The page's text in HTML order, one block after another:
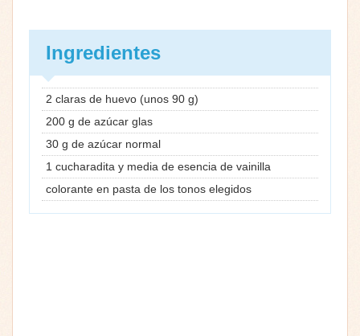
Ingredientes
2 claras de huevo (unos 90 g)
200 g de azúcar glas
30 g de azúcar normal
1 cucharadita y media de esencia de vainilla
colorante en pasta de los tonos elegidos